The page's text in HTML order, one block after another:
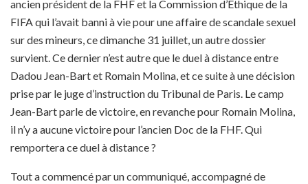
ancien président de la FHF et la Commission d’Éthique de la
FIFA qui l’avait banni à vie pour une affaire de scandale sexuel
sur des mineurs, ce dimanche 31 juillet, un autre dossier
survient. Ce dernier n’est autre que le duel à distance entre
Dadou Jean-Bart et Romain Molina, et ce suite à une décision
prise par le juge d’instruction du Tribunal de Paris. Le camp
Jean-Bart parle de victoire, en revanche pour Romain Molina,
il n’y a aucune victoire pour l’ancien Doc de la FHF. Qui
remportera ce duel à distance ?
Tout a commencé par un communiqué, accompagné de